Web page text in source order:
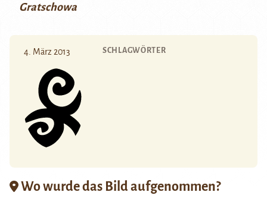
Gratschowa
4. März 2013 SCHLAGWÖRTER
Wo wurde das Bild aufgenommen?